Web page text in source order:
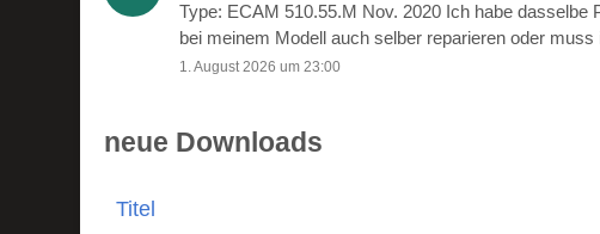
Type: ECAM 510.55.M Nov. 2020 Ich habe
bei meinem Modell auch selber reparieren oder
1. August 2026 um 23:00
neue Downloads
Titel